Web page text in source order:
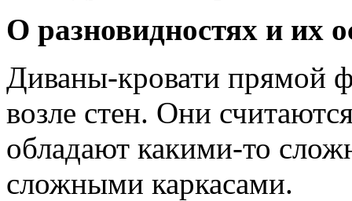
О разновидностях и их
Диваны-кровати прямой
возле стен. Они
обладают какими-то
сложными каркасами.